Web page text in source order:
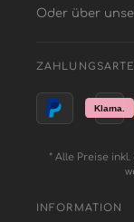
Oder über
* Alle Preise
INFORMATION